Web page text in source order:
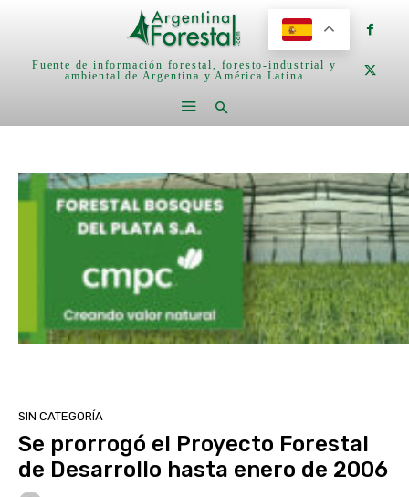
Fuente de información forestal, foresto-industrial y
ambiental de Argentina y América Latina
SIN CATEGORÍA
Se prorrogó el Proyecto Forestal
de Desarrollo hasta enero de 2006